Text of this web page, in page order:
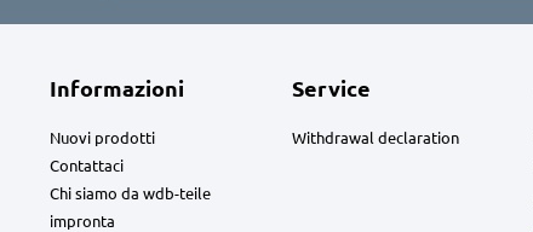
Informazioni
Nuovi prodotti
Contattaci
Chi siamo da wdb-teile
impronta
Service
Withdrawal declaration